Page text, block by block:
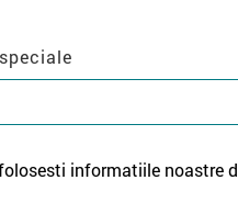
informatiile noastre